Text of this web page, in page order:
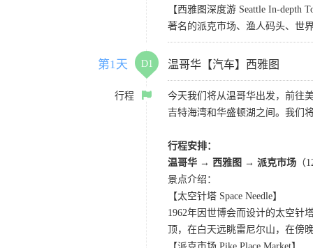
【西雅图深度游 Seattle In-depth
著名的派克市场、渔人码头、世
第1天 D1 温哥华【汽车】西雅图
行程
今天我们将从温哥华出发，前往
吉特海湾和华盛顿湖之间。我们
行程安排：
温哥华 → 西雅图 → 派克市场 （
景点介绍：
【太空针塔 Space Needle】
1962年因世博会而设计的太空针
顶，在白天远眺雷尼尔山，在傍